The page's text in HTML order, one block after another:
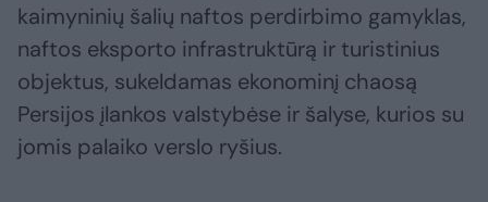
kaimyninių šalių naftos perdirbimo gamyklas,
naftos eksporto infrastruktūrą ir turistinius
objektus, sukeldamas ekonominį chaosą
Persijos įlankos valstybėse ir šalyse, kurios su
jomis palaiko verslo ryšius.